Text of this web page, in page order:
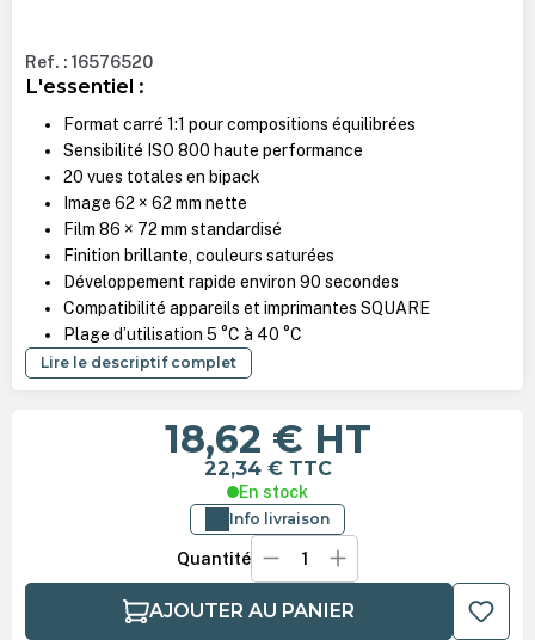
Ref. : 16576520
L'essentiel :
Format carré 1:1 pour compositions équilibrées
Sensibilité ISO 800 haute performance
20 vues totales en bipack
Image 62 × 62 mm nette
Film 86 × 72 mm standardisé
Finition brillante, couleurs saturées
Développement rapide environ 90 secondes
Compatibilité appareils et imprimantes SQUARE
Plage d’utilisation 5 °C à 40 °C
Lire le descriptif complet
18,62 € HT
22,34 € TTC
En stock
Info livraison
Quantité
AJOUTER AU PANIER